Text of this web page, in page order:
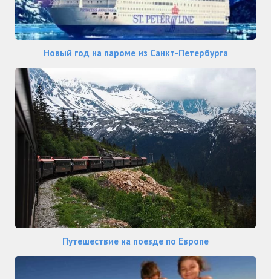
Новый год на пароме из Санкт-Петербурга
Путешествие на поезде по Европе